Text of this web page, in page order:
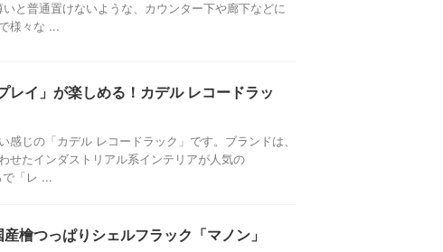
と普通置けないような、カウンター下や廊下などに
様々な ...
レイ」が楽しめる！カデル レコードラッ
感じの「カデル レコードラック」です。ブランドは、
せたインダストリアル系インテリアが人気の
で「レ ...
檜つっぱりシェルフラック「マノン」